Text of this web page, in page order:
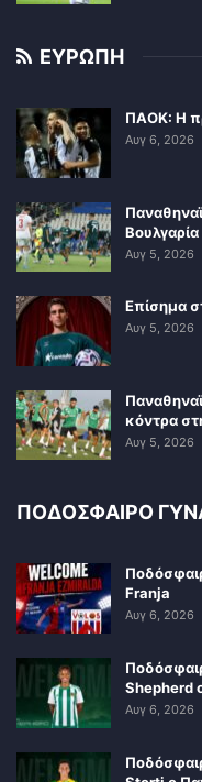
ΕΥΡΩΠΗ
ΠΑΟΚ: Η
Αυγ 6, 2026
Βουλγαρία
Αυγ 5, 2026
Επίσημα
Αυγ 5, 2026
κόντρα
Αυγ 5, 2026
ΠΟΔΟΣΦΑΙΡΟ
Franja
Αυγ 6, 2026
Shepherd
Αυγ 6, 2026